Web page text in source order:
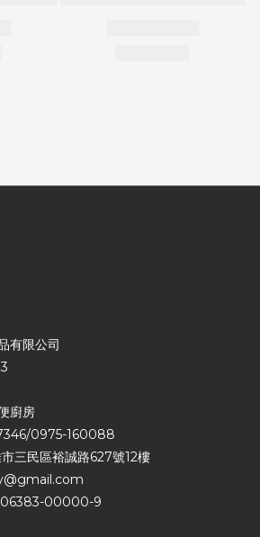
有限公司
廚房
0975-160088
三民區裕誠路627號12樓
00000-9